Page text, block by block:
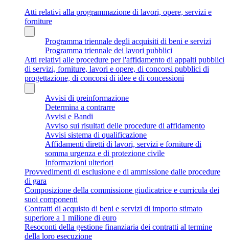
Atti relativi alla programmazione di lavori, opere, servizi e
forniture
Programma triennale degli acquisiti di beni e servizi
Programma triennale dei lavori pubblici
Atti relativi alle procedure per l'affidamento di appalti pubblici
di servizi, forniture, lavori e opere, di concorsi pubblici di
progettazione, di concorsi di idee e di concessioni
Avvisi di preinformazione
Determina a contrarre
Avvisi e Bandi
Avviso sui risultati delle procedure di affidamento
Avvisi sistema di qualificazione
Affidamenti diretti di lavori, servizi e forniture di
somma urgenza e di protezione civile
Informazioni ulteriori
Provvedimenti di esclusione e di ammissione dalle procedure
di gara
Composizione della commissione giudicatrice e curricula dei
suoi componenti
Contratti di acquisto di beni e servizi di importo stimato
superiore a 1 milione di euro
Resoconti della gestione finanziaria dei contratti al termine
della loro esecuzione